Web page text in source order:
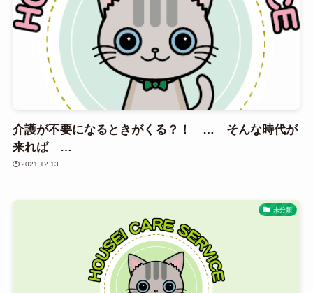
介護が不要になるときがくる？！ … そんな時代が
来れば …
2021.12.13
未分類